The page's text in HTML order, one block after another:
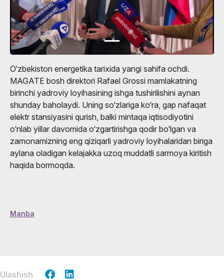
O‘zbekiston energetika tarixida yangi sahifa ochdi.
MAGATE bosh direktori Rafael Grossi mamlakatning
birinchi yadroviy loyihasining ishga tushirilishini aynan
shunday baholaydi. Uning so‘zlariga ko‘ra, gap nafaqat
elektr stansiyasini qurish, balki mintaqa iqtisodiyotini
o‘nlab yillar davomida o‘zgartirishga qodir bo‘lgan va
zamonamizning eng qiziqarli yadroviy loyihalaridan biriga
aylana oladigan kelajakka uzoq muddatli sarmoya kiritish
haqida bormoqda.
Manba
Ulashish